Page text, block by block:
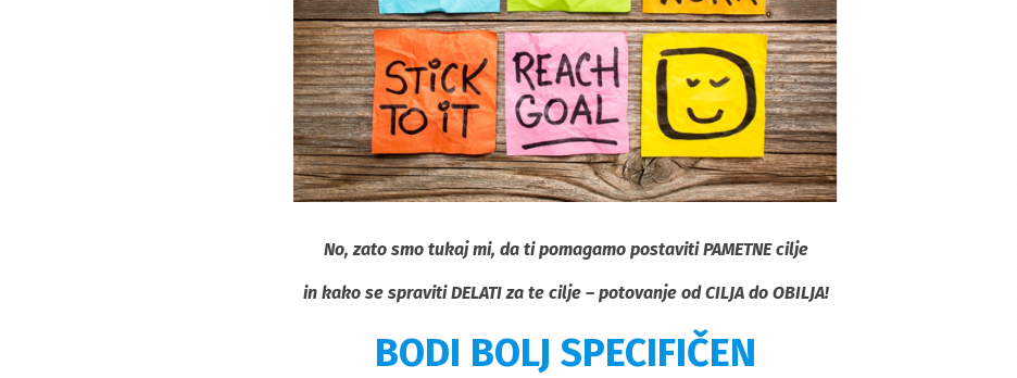
No, zato smo tukaj mi, da ti pomagamo postaviti PAMETNE cilje
in kako se spraviti DELATI za te cilje – potovanje od CILJA do OBILJA!
BODI BOLJ SPECIFIČEN